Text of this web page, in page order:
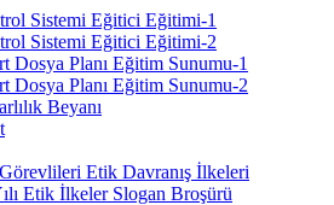
Sistemi Eğitici Eğitimi-1
Sistemi Eğitici Eğitimi-2
Dosya Planı Eğitim Sunumu-1
Dosya Planı Eğitim Sunumu-2
Beyanı
Etik Davranış İlkeleri
Etik İlkeler Slogan Broşürü